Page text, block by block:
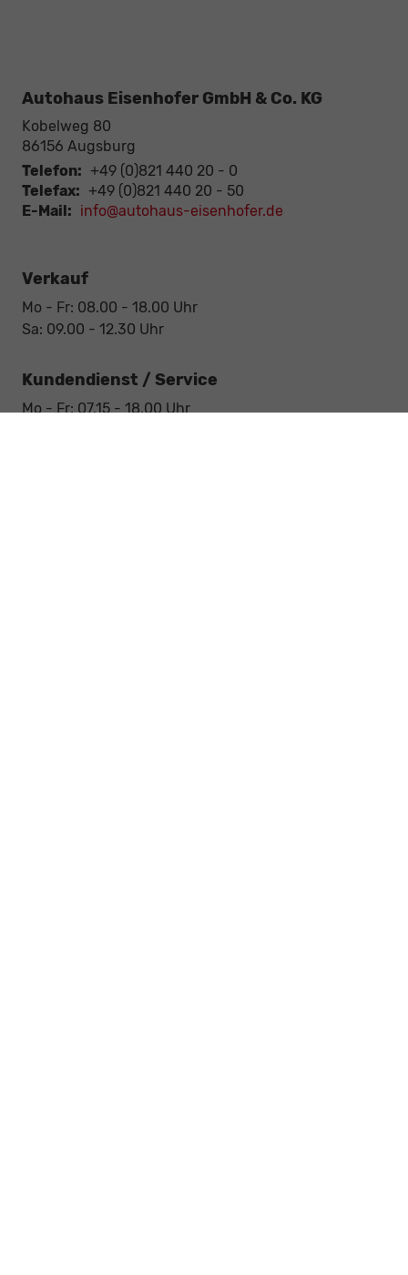
Autohaus Eisenhofer GmbH & Co. KG
Kobelweg 80
86156 Augsburg
Telefon: +49 (0)821 440 20 - 0
Telefax: +49 (0)821 440 20 - 50
E-Mail: info@autohaus-eisenhofer.de
Verkauf
Mo - Fr: 08.00 - 18.00 Uhr
Sa: 09.00 - 12.30 Uhr
Kundendienst / Service
Mo - Fr: 07.15 - 18.00 Uhr